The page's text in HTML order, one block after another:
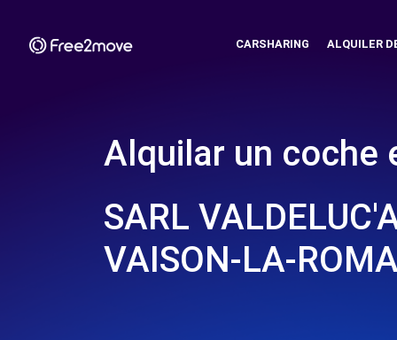
CARSHARING ALQUILER
Alquilar un coche
SARL
VAISON-LA-